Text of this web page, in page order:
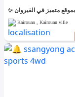
Kairouan , Kairouan ville